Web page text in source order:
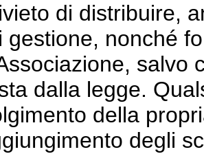
di distribuire,
gestione, nonché
salvo
dalla legge.
della
degli